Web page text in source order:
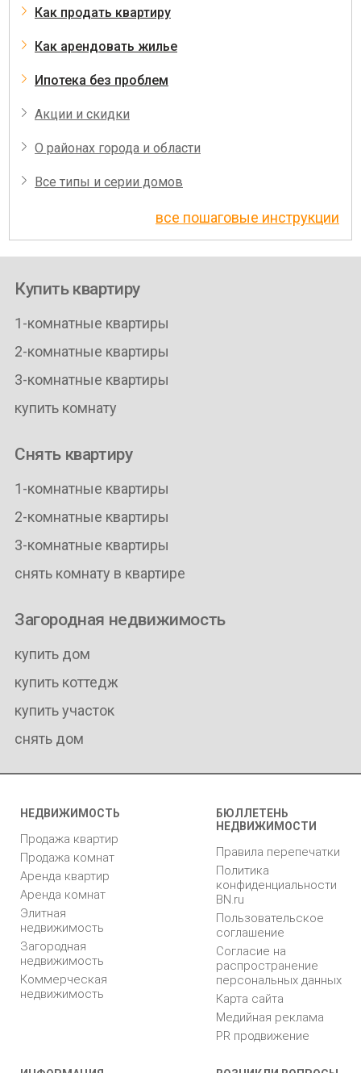
Как продать квартиру
Как арендовать жилье
Ипотека без проблем
Акции и скидки
О районах города и области
Все типы и серии домов
все пошаговые инструкции
Купить квартиру
1-комнатные квартиры
2-комнатные квартиры
3-комнатные квартиры
купить комнату
Снять квартиру
1-комнатные квартиры
2-комнатные квартиры
3-комнатные квартиры
снять комнату в квартире
Загородная недвижимость
купить дом
купить коттедж
купить участок
снять дом
НЕДВИЖИМОСТЬ
Продажа квартир
Продажа комнат
Аренда квартир
Аренда комнат
Элитная
недвижимость
Загородная
недвижимость
Коммерческая
недвижимость
БЮЛЛЕТЕНЬ
НЕДВИЖИМОСТИ
Правила перепечатки
Политика
конфиденциальности
BN.ru
Пользовательское
соглашение
Согласие на
распространение
персональных данных
Карта сайта
Медийная реклама
PR продвижение